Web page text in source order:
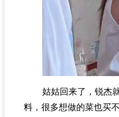
姑姑回来了，锐杰
料，很多想做的菜也买